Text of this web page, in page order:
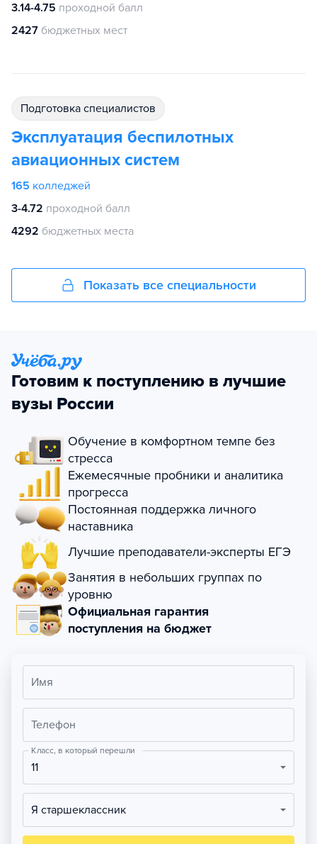
3.14-4.75 проходной балл
2427 бюджетных мест
подготовка специалистов
Эксплуатация беспилотных
авиационных систем
165 колледжей
3-4.72 проходной балл
4292 бюджетных места
Показать все специальности
Готовим к поступлению в лучшие
вузы России
Обучение в комфортном темпе без
стресса
Ежемесячные пробники и аналитика
прогресса
Постоянная поддержка личного
наставника
Лучшие преподаватели-эксперты ЕГЭ
Занятия в небольших группах по
уровню
Официальная гарантия
поступления на бюджет
Имя
Телефон
Класс, в который перешли
11
Я старшеклассник